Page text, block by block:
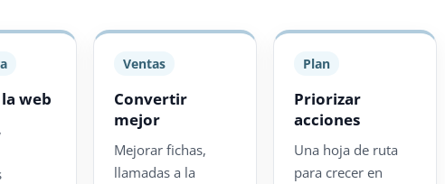
web
Ventas
Convertir
mejor
Mejorar fichas,
llamadas a la
Plan
Priorizar
acciones
Una hoja de ruta
para crecer en